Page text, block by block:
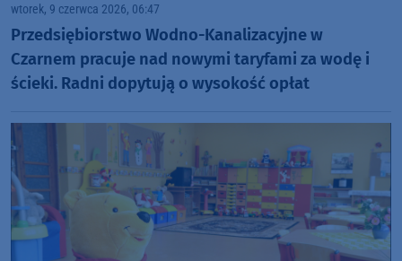
wtorek, 9 czerwca 2026, 06:47
Przedsiębiorstwo Wodno-Kanalizacyjne w
Czarnem pracuje nad nowymi taryfami za wodę i
ścieki. Radni dopytują o wysokość opłat